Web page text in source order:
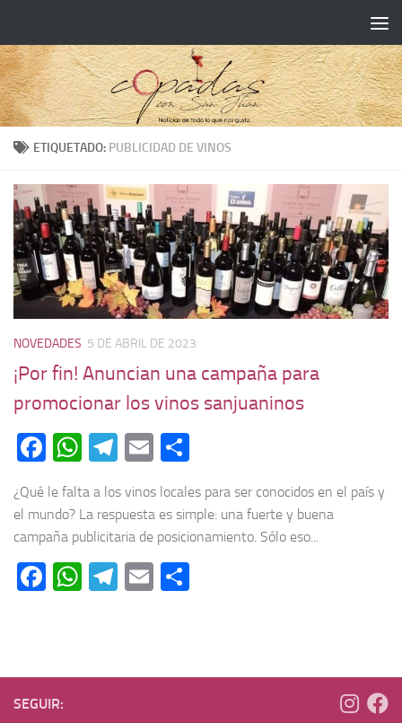
ETIQUETADO: PUBLICIDAD DE VINOS
NOVEDADES 5 DE ABRIL DE 2023
¡Por fin! Anuncian una campaña para
promocionar los vinos sanjuaninos
Facebook
WhatsApp
Telegram
Email
¿Qué le falta a los vinos locales para ser conocidos en el país y
el mundo? La respuesta es simple: una fuerte y buena
campaña publicitaria de posicionamiento. Sólo eso...
Facebook
WhatsApp
Telegram
Email
SEGUIR: